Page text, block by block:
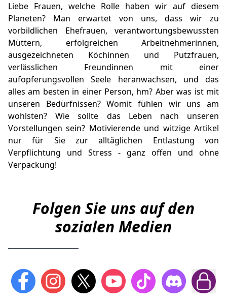
Liebe Frauen, welche Rolle haben wir auf diesem
Planeten? Man erwartet von uns, dass wir zu
vorbildlichen Ehefrauen, verantwortungsbewussten
Müttern, erfolgreichen Arbeitnehmerinnen,
ausgezeichneten Köchinnen und Putzfrauen,
verlässlichen Freundinnen mit einer
aufopferungsvollen Seele heranwachsen, und das
alles am besten in einer Person, hm? Aber was ist mit
unseren Bedürfnissen? Womit fühlen wir uns am
wohlsten? Wie sollte das Leben nach unseren
Vorstellungen sein? Motivierende und witzige Artikel
nur für Sie zur alltäglichen Entlastung von
Verpflichtung und Stress - ganz offen und ohne
Verpackung!
Folgen Sie uns auf den
sozialen Medien